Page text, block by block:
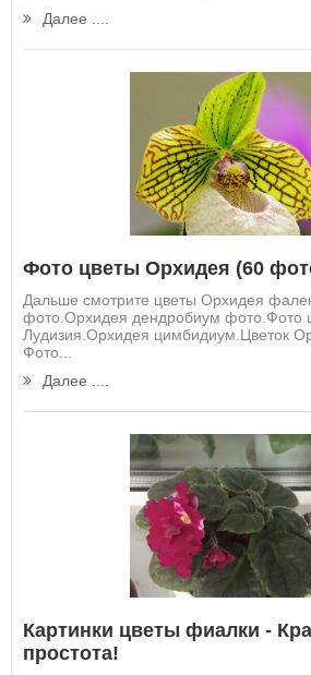
Далее ....
Фото цветы Орхидея (60
Дальше смотрите цветы Орхидея
фото.Орхидея дендробиум фото.Фото
Лудизия.Орхидея цимбидиум.Цветок
Фото...
Далее ....
Картинки цветы фиалки -
простота!